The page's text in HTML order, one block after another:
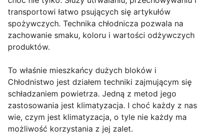
transportowi łatwo psujących się artykułów
spożywczych. Technika chłodnicza pozwala na
zachowanie smaku, koloru i wartości odżywczych
produktów.
To właśnie mieszkańcy dużych bloków i
Chłodnistwo jest działem techniki zajmującym się
schładzaniem powietrza. Jedną z metod jego
zastosowania jest klimatyzacja. I choć każdy z nas
wie, czym jest klimatyzacja, o tyle nie każdy ma
możliwość korzystania z jej zalet.